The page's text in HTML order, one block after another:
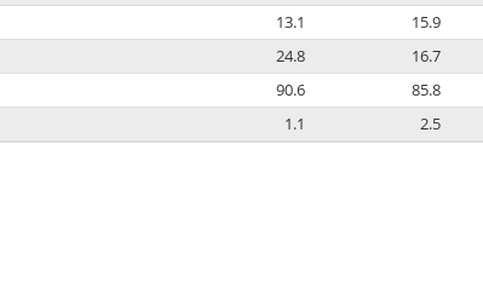
13.1 15.9
24.8 16.7
90.6 85.8
1.1 2.5